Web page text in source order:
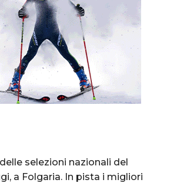
selezioni nazionali del
a Folgaria. In pista i migliori